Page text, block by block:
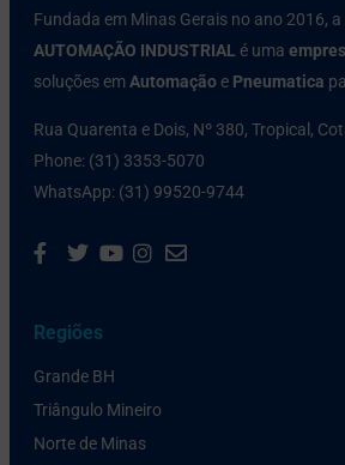
Fundada em Minas Gerais no ano 2016, a
AUTOMAÇÃO INDUSTRIAL é uma
soluções em Automação e Pneumatica
Rua Quarenta e Dois, Nº 380, Tropical,
Phone: (31) 3353-5070
WhatsApp: (31) 99520-9744
Regiões
Grande BH
Triângulo Mineiro
Norte de Minas